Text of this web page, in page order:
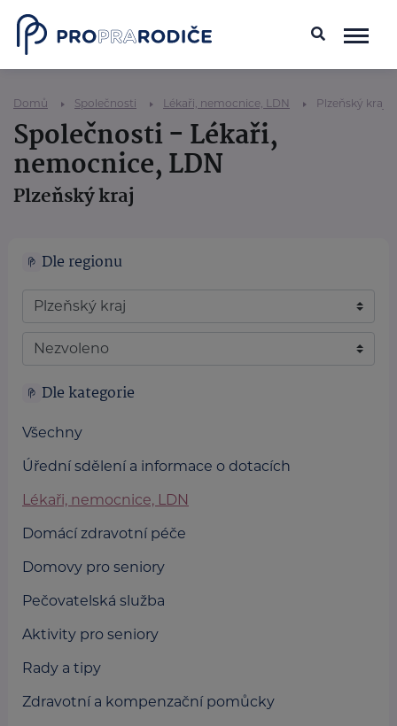
Domů Společnosti Lékaři, nemocnice, LDN Plzeňský kraj
Společnosti - Lékaři,
nemocnice, LDN
Plzeňský kraj
Dle regionu
Dle kategorie
Všechny
Úřední sdělení a informace o dotacích
Lékaři, nemocnice, LDN
Domácí zdravotní péče
Domovy pro seniory
Pečovatelská služba
Aktivity pro seniory
Rady a tipy
Zdravotní a kompenzační pomůcky